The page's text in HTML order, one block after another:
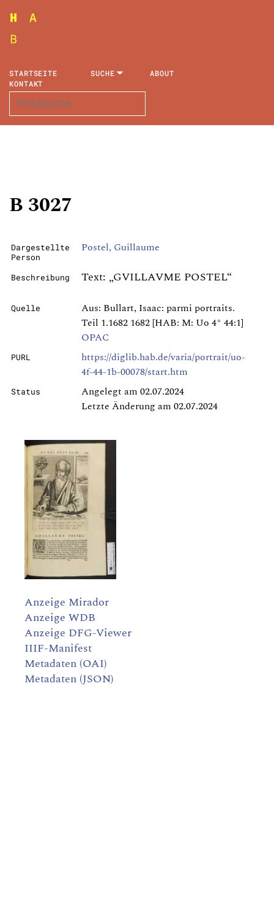
STARTSEITE SUCHE
ABOUT
KONTAKT
B 3027
Dargestellte
Person
Postel, Guillaume
Beschreibung Text: „GVILLAVME POSTEL“
Quelle
Aus: Bullart, Isaac: parmi portraits.
Teil 1.1682 1682 [HAB: M: Uo 4° 44:1]
OPAC
PURL
https://diglib.hab.de/varia/portrait/uo-
4f-44-1b-00078/start.htm
Status
Angelegt am 02.07.2024
Letzte Änderung am 02.07.2024
Anzeige Mirador
Anzeige WDB
Anzeige DFG-Viewer
IIIF-Manifest
Metadaten (OAI)
Metadaten (JSON)